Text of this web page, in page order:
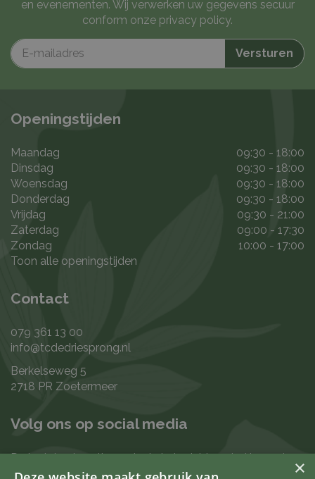
en evenementen. Wij verwerken uw gegevens secuur
conform onze privacy policy.
Openingstijden
Maandag
09:30 - 18:00
Dinsdag
09:30 - 18:00
Woensdag
09:30 - 18:00
Donderdag
09:30 - 18:00
Vrijdag
09:30 - 21:00
Zaterdag
09:00 - 17:30
Zondag
10:00 - 17:00
Toon alle openingstijden
Contact
079 361 13 00
info@tcdedriesprong.nl
Berkelseweg 5
2718 PR Zoetermeer
Volg ons op social media
De laatste nieuwtjes en leukste berichten vind je op de
de volgende kanalen:
×